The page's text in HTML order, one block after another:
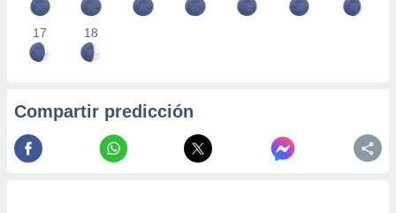
17 18
Compartir predicción